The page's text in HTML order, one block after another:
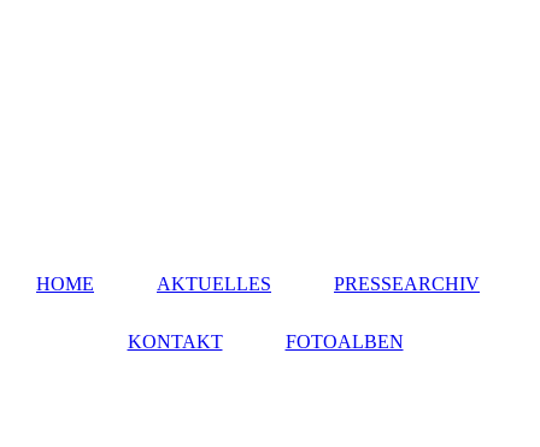
HOME AKTUELLES PRESSEARCHIV
KONTAKT FOTOALBEN